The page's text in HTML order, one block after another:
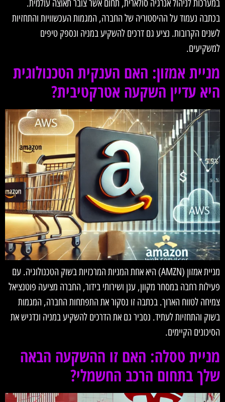
במערכות לניהול אנרגיה סולארית, תחום אשר צובר תאוצה עולמית.
בכתבה נעמוד על ההיסטוריה של החברה, המגמות העכשוויות והתחזיות
לשנים הקרובות. נציע גם דרכים להשקיע במניה ונספק טיפים
למשקיעים.
מניית אמזון: האם הענקית הטכנולוגית
היא עדיין השקעה אטרקטיבית?
מניית אמזון (AMZN) היא אחת המניות המרכזיות בשוק הטכנולוגיה. עם
פעילות רחבה במסחר מקוון, ענן ושירותי בידור, החברה מציעה פוטנציאל
צמיחה לטווח הארוך. בכתבה זו נסקור את התפתחות החברה, המגמות
בשוק והתחזיות לעתיד. נסביר גם את הדרכים להשקיע במניה ונדגיש את
הסיכונים הקיימים.
מניית טסלה: האם זו ההשקעה הבאה
שלך בתחום הרכב החשמלי?